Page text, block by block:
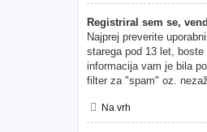
Registriral sem se,
Najprej preverite
starega pod 13 let,
informacija vam je bila
filter za "spam" oz.
Na vrh